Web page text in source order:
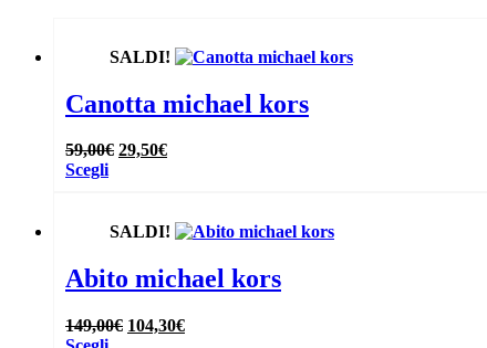
SALDI!
Canotta michael kors
59,00€ Il
59,00€.
29,50€Il
29,50€.
ScegliQuesto
più
Le
opzioni
essere
SALDI!
Abito michael kors
149,00€ Il
104,30€Il